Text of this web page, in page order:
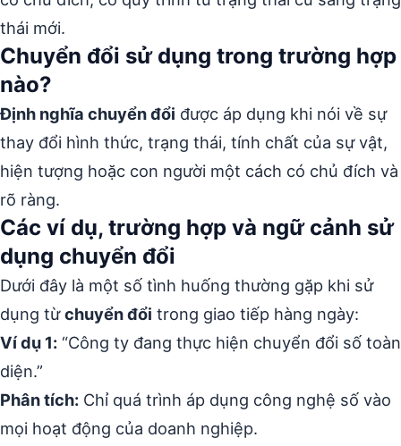
thái mới.
Chuyển đổi sử dụng trong trường hợp
nào?
Định nghĩa chuyển đổi được áp dụng khi nói về sự
thay đổi hình thức, trạng thái, tính chất của sự vật,
hiện tượng hoặc con người một cách có chủ đích và
rõ ràng.
Các ví dụ, trường hợp và ngữ cảnh sử
dụng chuyển đổi
Dưới đây là một số tình huống thường gặp khi sử
dụng từchuyển đổi trong giao tiếp hàng ngày:
Ví dụ 1: “Công ty đang thực hiện chuyển đổi số toàn
diện.”
Phân tích: Chỉ quá trình áp dụng công nghệ số vào
mọi hoạt động của doanh nghiệp.